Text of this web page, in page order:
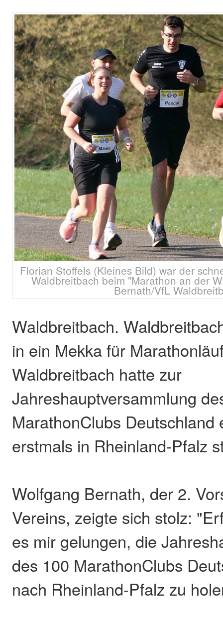
Florian Stoffels (Kleines Bild) war der
Waldbreitbach beim "Marathon an der
Bernath/VfL
Waldbreitbach.
in ein Mekka für
Waldbreitbach hatte zur
Jahreshauptversammlung
MarathonClubs Deutschland
erstmals in Rheinland-Pfalz
Wolfgang Bernath, der 2.
Vereins, zeigte sich stolz:
es mir gelungen, die
des 100 MarathonClubs
nach Rheinland-Pfalz zu